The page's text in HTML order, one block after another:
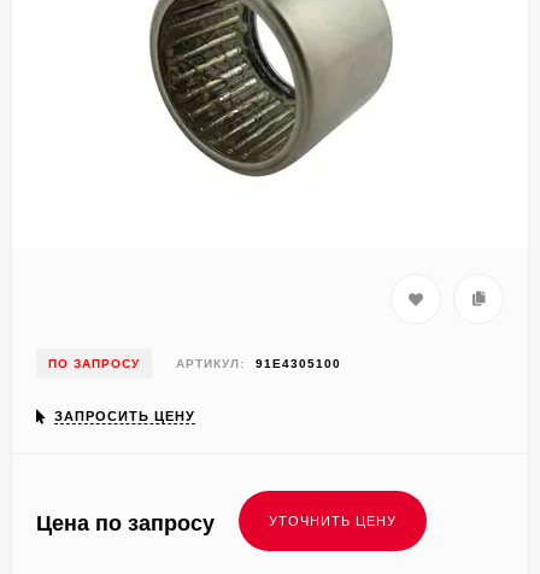
ПО ЗАПРОСУ АРТИКУЛ: 91E4305100
ЗАПРОСИТЬ ЦЕНУ
Цена по запросу